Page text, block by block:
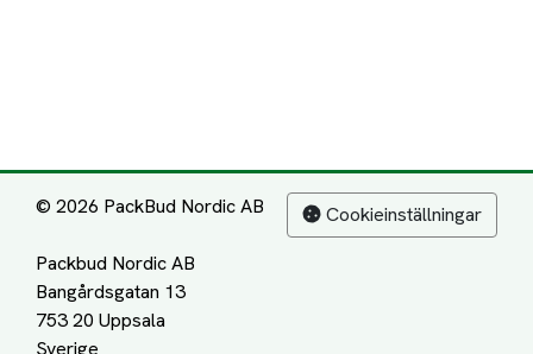
© 2026 PackBud Nordic AB
Packbud Nordic AB
Bangårdsgatan 13
753 20 Uppsala
Cookieinställningar